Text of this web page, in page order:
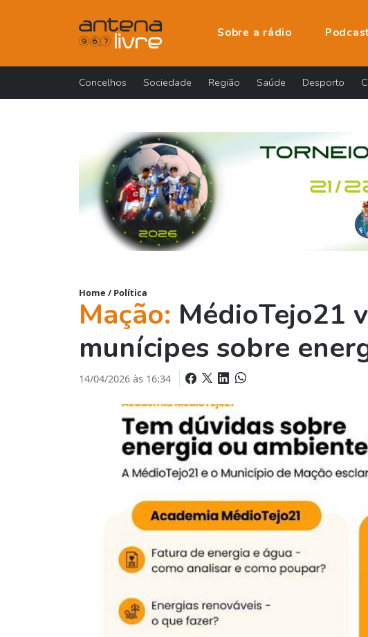
Sobre a rádio
Concelhos Sociedade Região Saúde Desporto
Home / Política
Mação: MédioTejo21
munícipes sobre
14/04/2026 às 16:34